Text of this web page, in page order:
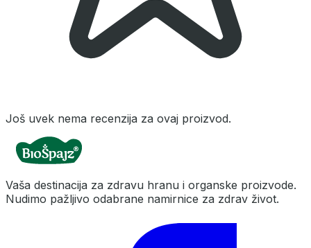
Još uvek nema recenzija za ovaj proizvod.
Vaša destinacija za zdravu hranu i organske proizvode.
Nudimo pažljivo odabrane namirnice za zdrav život.